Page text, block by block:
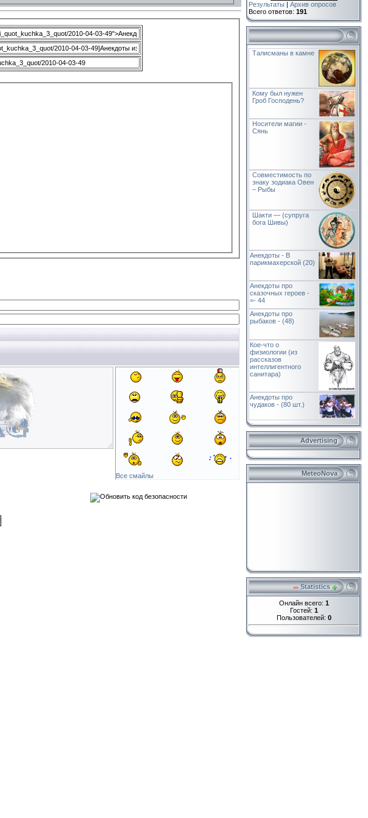
Все смайлы
Результаты | Архив опросов
Всего ответов: 191
Талисманы в камне
Кому был нужен
Гроб Господень?
Носители магии -
Сянь
Совместимость по
знаку зодиака Овен
– Рыбы
Шакти — (супруга
бога Шивы)
Анекдоты - В
парикмахерской (20)
Анекдоты про
сказочных героев -
=- 44
Анекдоты про
рыбаков - (48)
Кое-что о
физиологии (из
рассказов
интеллигентного
санитара)
Анекдоты про
чудаков - (80 шт.)
Advertising
MeteoNova
Statistics
Онлайн всего: 1
Гостей: 1
Пользователей: 0